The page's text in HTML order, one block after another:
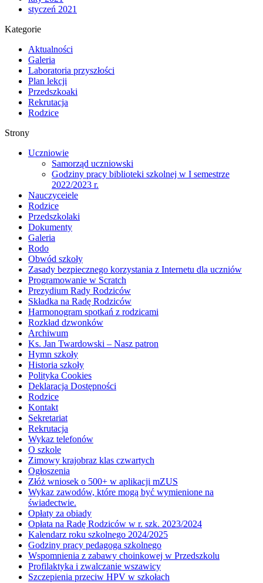
styczeń 2021
Kategorie
Aktualności
Galeria
Laboratoria przyszłości
Plan lekcji
Przedszkoaki
Rekrutacja
Rodzice
Strony
Uczniowie
Samorząd uczniowski
Godziny pracy biblioteki szkolnej w I semestrze
2022/2023 r.
Nauczyceiele
Rodzice
Przedszkolaki
Dokumenty
Galeria
Rodo
Obwód szkoły
Zasady bezpiecznego korzystania z Internetu dla uczniów
Programowanie w Scratch
Prezydium Rady Rodziców
Składka na Radę Rodziców
Harmonogram spotkań z rodzicami
Rozkład dzwonków
Archiwum
Ks. Jan Twardowski – Nasz patron
Hymn szkoły
Historia szkoły
Polityka Cookies
Deklaracja Dostępności
Rodzice
Kontakt
Sekretariat
Rekrutacja
Wykaz telefonów
O szkole
Zimowy krajobraz klas czwartych
Ogłoszenia
Złóż wniosek o 500+ w aplikacji mZUS
Wykaz zawodów, które mogą być wymienione na
świadectwie.
Opłaty za obiady
Opłata na Radę Rodziców w r. szk. 2023/2024
Kalendarz roku szkolnego 2024/2025
Godziny pracy pedagoga szkolnego
Wspomnienia z zabawy choinkowej w Przedszkolu
Profilaktyka i zwalczanie wszawicy
Szczepienia przeciw HPV w szkołach